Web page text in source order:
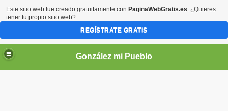
González mi Pueblo
Este sitio web fue creado gratuitamente con PaginaWebGratis.es. ¿Quieres
tener tu propio sitio web?
REGÍSTRATE GRATIS